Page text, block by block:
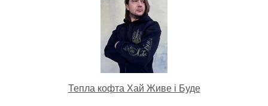
Тепла кофта Хай Живе і Буде